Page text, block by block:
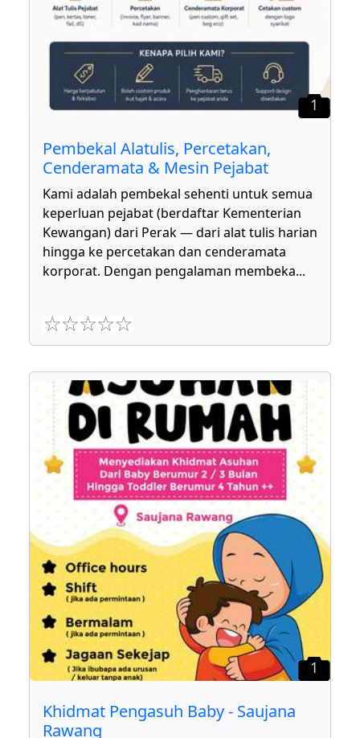
1
Pembekal Alatulis, Percetakan,
Cenderamata & Mesin Pejabat
Kami adalah pembekal sehenti untuk semua
keperluan pejabat (berdaftar Kementerian
Kewangan) dari Perak — dari alat tulis harian
hingga ke percetakan dan cenderamata
korporat. Dengan pengalaman membeka...
1
Khidmat Pengasuh Baby - Saujana
Rawang